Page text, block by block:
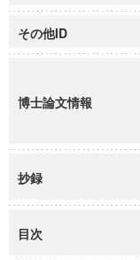
その他ID
博士論文情報
抄録
目次